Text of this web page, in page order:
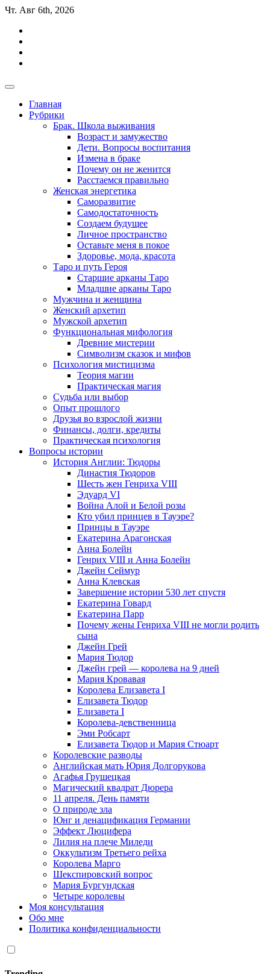
Перейти
содержимому
Чт. Авг 6th, 2026
психология, семейная психология, психология отношений,
психолог оглайн
Алхимия психологии с Ольгой
психология, семейная психология, психология отношений,
психолог оглайн
Главная
Рубрики
Брак. Школа выживания
Возраст и замужество
Дети. Вопросы воспитания
Измена в браке
Почему он не женится
Расстаемся правильно
Женская энергетика
Саморазвитие
Самодостаточность
Создаем будущее
Личное пространство
Оставьте меня в покое
Здоровье, мода, красота
Таро и путь Героя
Старшие арканы Таро
Младшие арканы Таро
Мужчина и женщина
Женский архетип
Мужской архетип
Функциональная мифология
Древние мистерии
Символизм сказок и мифов
Психология мистицизма
Теория магии
Практическая магия
Судьба или выбор
Опыт прошлого
Друзья во взрослой жизни
Финансы, долги, кредиты
Практическая психология
Вопросы истории
История Англии: Тюдоры
Династия Тюдоров
Шесть жен Генриха VIII
Эдуард VI
Война Алой и Белой розы
Кто убил принцев в Тауэре?
Принцы в Тауэре
Екатерина Арагонская
Анна Болейн
Генрих VIII и Анна Болейн
Джейн Сеймур
Анна Клевская
Завершение истории 530 лет спустя
Екатерина Говард
Екатерина Парр
Почему жены Генриха VIII не могли родить
сына
Джейн Грей
Мария Тюдор
Джейн грей — королева на 9 дней
Мария Кровавая
Королева Елизавета I
Елизавета Тюдор
Елизавета I
Королева-девственница
Эми Робсарт
Елизавета Тюдор и Мария Стюарт
Королевские разводы
Английская мать Юрия Долгорукова
Агафья Грушецкая
Магический квадрат Дюрера
11 апреля. День памяти
О природе зла
Юнг и денацификация Германии
Эффект Люцифера
Лилия на плече Миледи
Оккультизм Третьего рейха
Королева Марго
Шекспировский вопрос
Мария Бургундская
Четыре королевы
Моя консультация
Обо мне
Политика конфиденциальности